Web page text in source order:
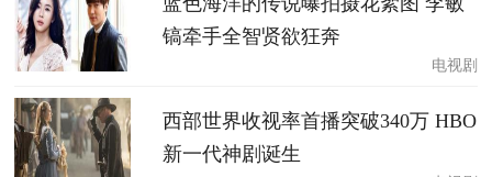
镐牵手全智贤欲狂奔
电视剧
西部世界收视率首播突破340万 HBO
新一代神剧诞生